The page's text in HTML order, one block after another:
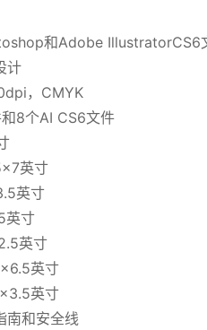
和Adobe IllustratorCS6
计
，CMYK
8个AI CS6文件
英寸
英寸
英寸
英寸
英寸
英寸
南和安全线